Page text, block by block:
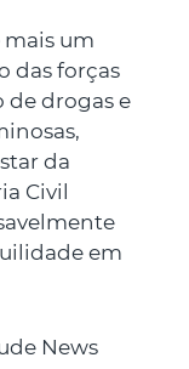
mais um
das forças
drogas e
da
Civil
em
News